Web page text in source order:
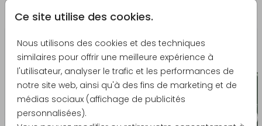
Ce site utilise des cookies.
Nous utilisons des cookies et des techniques
similaires pour offrir une meilleure expérience à
l'utilisateur, analyser le trafic et les performances de
notre site web, ainsi qu'à des fins de marketing et de
médias sociaux (affichage de publicités
personnalisées).
Les cartes sont découpées dans une feuille de
13x13 cm
13x13 cm
11x11 cm
18x5 cm
La taille de la pochette est de 14,5x14,5 cm
La papeterie assortie